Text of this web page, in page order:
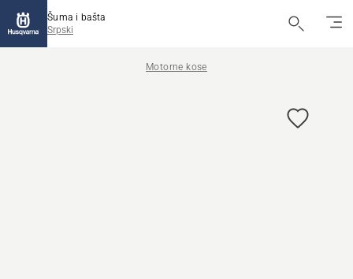
Šuma i bašta
Srpski
Motorne kose